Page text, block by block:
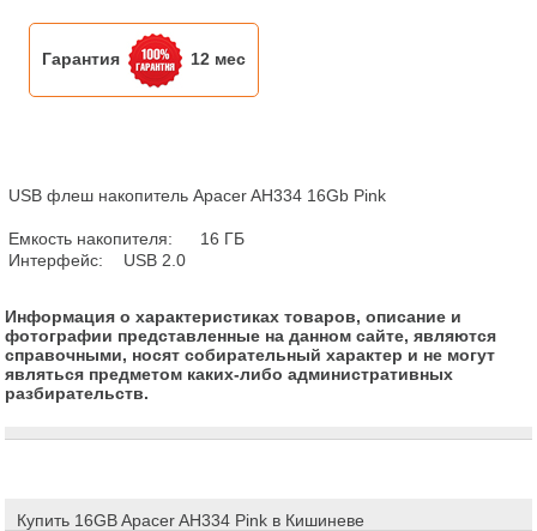
Гарантия 12 мес
USB флеш накопитель Apacer AH334 16Gb Pink
Емкость накопителя:	16 ГБ
Интерфейс:	USB 2.0
Информация о характеристиках товаров, описание и
фотографии представленные на данном сайте, являются
справочными, носят собирательный характер и не могут
являться предметом каких-либо административных
разбирательств.
Купить 16GB Apacer AH334 Pink в Кишиневе